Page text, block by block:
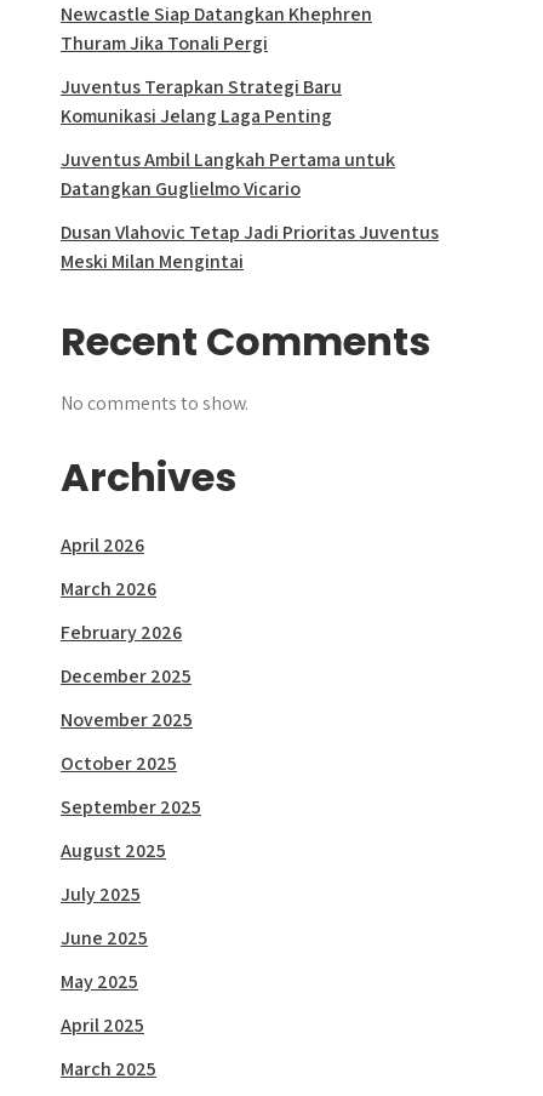
Newcastle Siap Datangkan Khephren
Thuram Jika Tonali Pergi
Juventus Terapkan Strategi Baru
Komunikasi Jelang Laga Penting
Juventus Ambil Langkah Pertama untuk
Datangkan Guglielmo Vicario
Dusan Vlahovic Tetap Jadi Prioritas Juventus
Meski Milan Mengintai
Recent Comments
No comments to show.
Archives
April 2026
March 2026
February 2026
December 2025
November 2025
October 2025
September 2025
August 2025
July 2025
June 2025
May 2025
April 2025
March 2025